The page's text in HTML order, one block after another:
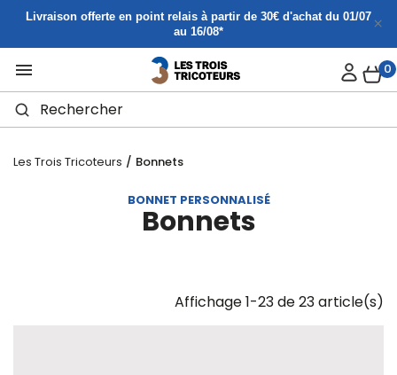
Panneau de gestion des cookies
Livraison offerte en point relais à partir de 30€ d'achat du 01/07
au 16/08*
 0
Les Trois Tricoteurs Bonnets
BONNET PERSONNALISÉ
Bonnets
Affichage 1-23 de 23 article(s)